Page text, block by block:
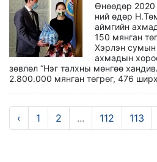
Өнөөдөр
ний өдөр
аймгийн
150 мянган
Хэрлэн сумын
ахмадын
зөвлөл “Нэг талхны мөнгөө
2.800.000 мянган төгрөг, 476
‹ 1 2 ... 112 113